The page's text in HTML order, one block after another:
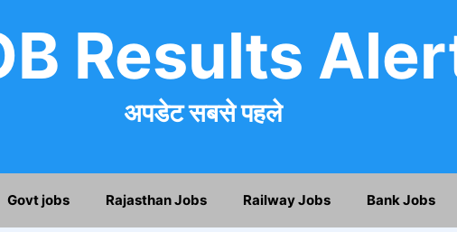
Results
अपडेट सबसे पहले
Govt jobs Rajasthan Jobs Railway Jobs Bank Jobs